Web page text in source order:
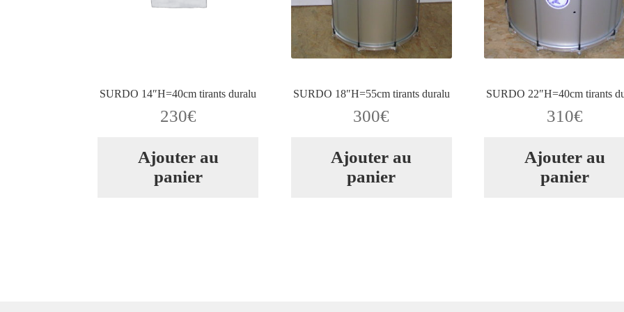
SURDO 14″H=40cm tirants duralu
230€
Ajouter au
panier
SURDO 18″H=55cm tirants duralu
300€
Ajouter au
panier
SURDO 22″H=40cm tirants
310€
Ajouter au
panier